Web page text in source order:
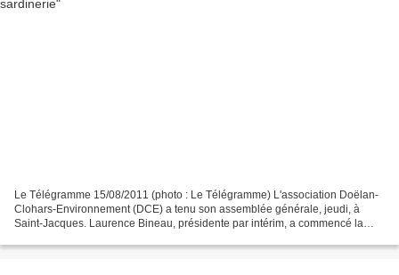
Le Télégramme 15/08/2011 (photo : Le Télégramme) L'association Doëlan-
Clohars-Environnement (DCE) a tenu son assemblée générale, jeudi, à
Saint-Jacques. Laurence Bineau, présidente par intérim, a commencé la